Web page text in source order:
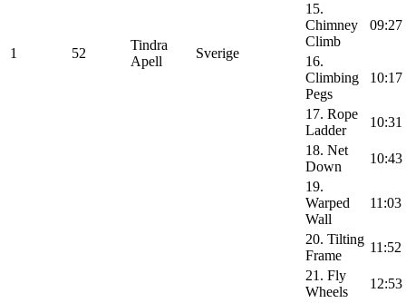
1 52
Tindra
Apell
Sverige
15.
Chimney
Climb
09:27
16.
Climbing
Pegs
10:17
17. Rope
Ladder
10:31
18. Net
Down
10:43
19.
Warped
Wall
11:03
20. Tilting
Frame
11:52
21. Fly
Wheels
12:53